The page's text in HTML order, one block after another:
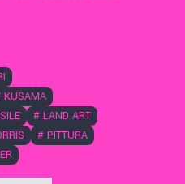
KUSAMA
# LAND ART
# PITTURA